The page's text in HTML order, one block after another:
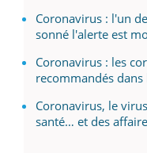
Coronavirus : l'un
sonné l'alerte est
Coronavirus : les
recommandés
Coronavirus, le
santé… et des